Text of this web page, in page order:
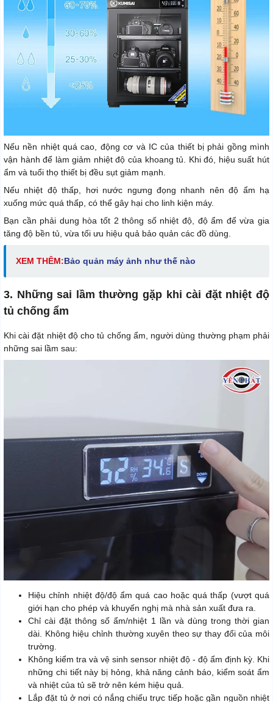
Nếu nền nhiệt quá cao, động cơ và IC của thiết bị phải gồng mình
vận hành để làm giảm nhiệt độ của khoang tủ. Khi đó, hiệu suất hút
ẩm và tuổi thọ thiết bị đều sụt giảm mạnh.
Nếu nhiệt độ thấp, hơi nước ngưng đọng nhanh nên độ ẩm hạ
xuống mức quá thấp, có thể gây hại cho linh kiện máy.
Bạn cần phải dung hòa tốt 2 thông số nhiệt độ, độ ẩm để vừa gia
tăng độ bền tủ, vừa tối ưu hiệu quả bảo quản các đồ dùng.
XEM THÊM:Bảo quản máy ảnh như thế nào
3. Những sai lầm thường gặp khi cài đặt nhiệt độ
tủ chống ẩm
Khi cài đặt nhiệt độ cho tủ chống ẩm, người dùng thường phạm phải
những sai lầm sau:
Hiệu chỉnh nhiệt độ/độ ẩm quá cao hoặc quá thấp (vượt quá
giới hạn cho phép và khuyến nghị mà nhà sản xuất đưa ra.
Chỉ cài đặt thông số ẩm/nhiệt 1 lần và dùng trong thời gian
dài. Không hiệu chỉnh thường xuyên theo sự thay đổi của môi
trường.
Không kiểm tra và vệ sinh sensor nhiệt độ - độ ẩm định kỳ. Khi
những chi tiết này bị hỏng, khả năng cảnh báo, kiểm soát ẩm
và nhiệt của tủ sẽ trở nên kém hiệu quả.
Lắp đặt tủ ở nơi có nắng chiếu trực tiếp hoặc gần nguồn nhiệt